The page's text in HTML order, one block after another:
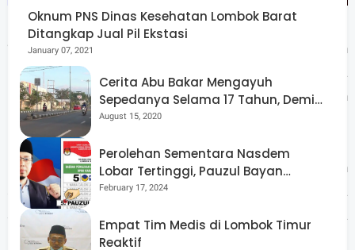
“Kita tahu bahwa kerjasama itu telah mendatangkan
banyak manfaat bagi daerah, yaitu tereksposenya
kegiatan-kegiatan yang bermanfaat bagi daerah, bahkan
untuk bangsa,” tegas TGB.
Gubernur juga menyampaikan terima kasih dan
apreasiasi kepada seluruh kepala OPD yang telah bekerja
sungguh-sungguh bagi kesejahteraan masyarakat. “Kita
bekerja ini untuk NTB,” pungkas Gubernur. (*)
Oknum PNS Dinas Kesehatan Lombok Barat
Ditangkap Jual Pil Ekstasi
January 07, 2021
Cerita Abu Bakar Mengayuh
Sepedanya Selama 17 Tahun, Demi
Menggelorakan Kemerdekaan
August 15, 2020
Perolehan Sementara Nasdem
Lobar Tertinggi, Pauzul Bayan
Berpeluang “Rebut” Kursi Dapil 3
February 17, 2024
Empat Tim Medis di Lombok Timur
Reaktif